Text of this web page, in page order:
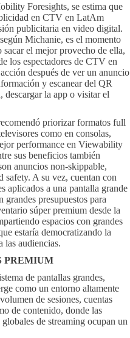
Foresights, se estima que
en CTV en LatAm
publicitaria en video digital.
Michanie, es el momento
sacar el mejor provecho de ella,
los espectadores de CTV en
después de ver un anuncio
y escanear del QR
descargar la app o visitar el
priorizar formatos full
como en consolas,
performance en Viewability
sus beneficios también
anuncios non-skippable,
safety. A su vez, cuentan con
aplicados a una pantalla grande
grandes presupuestos para
súper premium desde la
espacios con grandes
estaría democratizando la
las audiencias.
PREMIUM
de pantallas grandes,
como un entorno altamente
de sesiones, cuentas
de contenido, donde las
de streaming ocupan un